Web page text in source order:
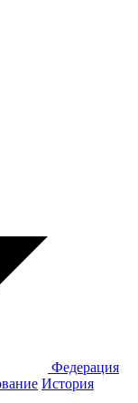
Федерация
История